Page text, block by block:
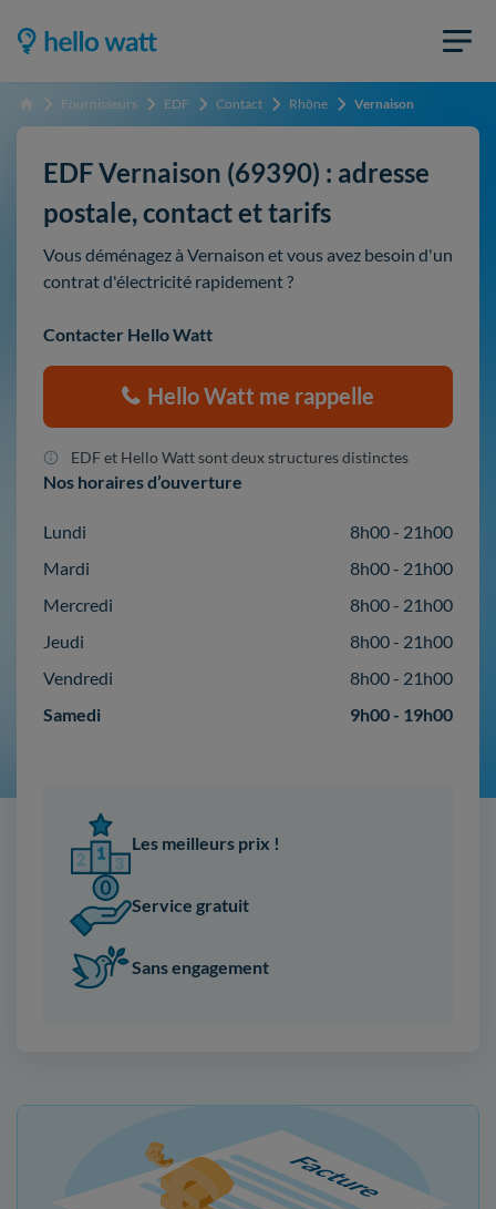
Accueil Fournisseurs EDF Contact Rhône Vernaison
EDF Vernaison (69390) : adresse
postale, contact et tarifs
Vous déménagez à Vernaison et vous avez besoin d'un
contrat d'électricité rapidement ?
Contacter Hello Watt
Hello Watt me rappelle
EDF et Hello Watt sont deux structures distinctes
Nos horaires d’ouverture
Lundi
8h00 - 21h00
Mardi
8h00 - 21h00
Mercredi
8h00 - 21h00
Jeudi
8h00 - 21h00
Vendredi
8h00 - 21h00
Samedi
9h00 - 19h00
Les meilleurs prix !
Service gratuit
Sans engagement